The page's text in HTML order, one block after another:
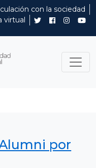
con la sociedad
virtual
por